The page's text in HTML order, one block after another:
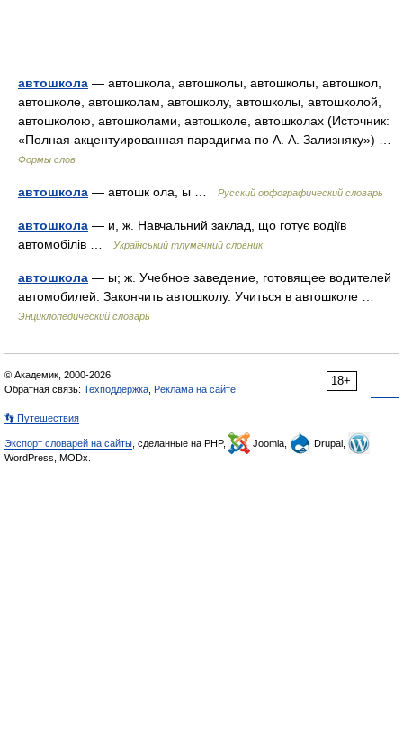
автошкола — автошкола, автошколы, автошколы, автошкол,
автошколе, автошколам, автошколу, автошколы, автошколой,
автошколою, автошколами, автошколе, автошколах (Источник:
«Полная акцентуированная парадигма по А. А. Зализняку») …
Формы слов
автошкола — автошк ола, ы … Русский орфографический словарь
автошкола — и, ж. Навчальний заклад, що готує водіїв
автомобілів …
Український тлумачний словник
автошкола — ы; ж. Учебное заведение, готовящее водителей
автомобилей. Закончить автошколу. Учиться в автошколе …
Энциклопедический словарь
18+
© Академик, 2000-2026
Обратная связь: Техподдержка Реклама на сайте
👣 Путешествия
Экспорт словарей на сайты , сделанные на PHP, Joomla,
Drupal,
WordPress, MODx.